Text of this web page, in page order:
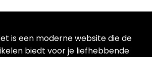
is een moderne website die de
biedt voor je liefhebbende